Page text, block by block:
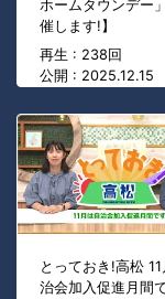
ホームタウンデー
催します!】
再生 : 238回
公開 : 2025.12.15
とっておき!高松 11
治会加入促進月間